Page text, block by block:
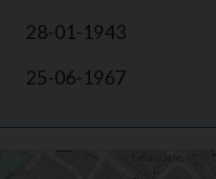
28-01-1943
25-06-1967